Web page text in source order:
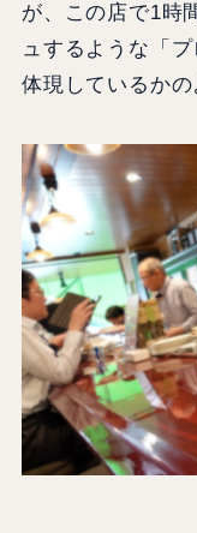
が、この店で1時
ュするような「
体現しているかの